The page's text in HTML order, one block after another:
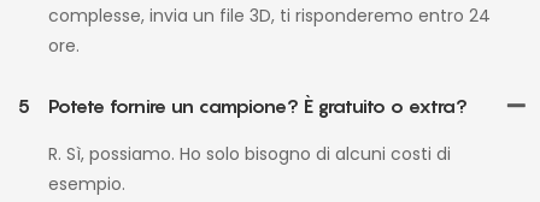
complesse, invia un file 3D, ti risponderemo entro 24
ore.
5
Potete fornire un campione? È gratuito o extra?
R. Sì, possiamo. Ho solo bisogno di alcuni costi di
esempio.